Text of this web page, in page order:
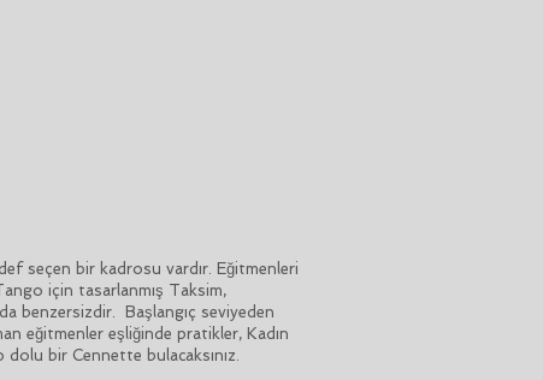
seçen bir kadrosu vardır. Eğitmenleri
için tasarlanmış Taksim,
benzersizdir. Başlangıç seviyeden
eğitmenler eşliğinde pratikler, Kadın
bir Cennette bulacaksınız.